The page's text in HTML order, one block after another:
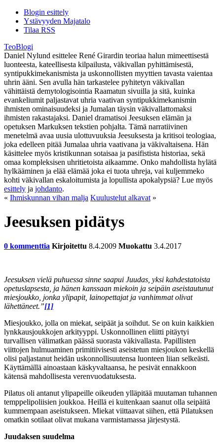
Blogin esittely
Ystävyyden Majatalo
Tilaa RSS
TeoBlogi
Daniel Nylund esittelee René Girardin teoriaa halun mimeettisestä
luonteesta, kateellisesta kilpailusta, väkivallan pyhittämisestä,
syntipukkimekanismista ja uskonnollisten myyttien tavasta vaientaa
uhrin ääni. Sen avulla hän tarkastelee pyhitetyn väkivallan
vähittäistä demytologisointia Raamatun sivuilla ja sitä, kuinka
evankeliumit paljastavat uhria vaativan syntipukkimekanismin
ihmisten ominaisuudeksi ja Jumalan täysin väkivallattomaksi
ihmisten rakastajaksi. Daniel dramatisoi Jeesuksen elämän ja
opetuksen Markuksen tekstien pohjalta. Tämä narratiivinen
menetelmä avaa uusia ulottuvuuksia Jeesuksesta ja kritisoi teologiaa,
joka edelleen pitää Jumalaa uhria vaativana ja väkivaltaisena. Hän
käsittelee myös kristikunnan sotaisaa ja pasifistista historiaa, sekä
omaa kompleksisen uhritietoista aikaamme. Onko mahdollista hylätä
hylkääminen ja elää elämää joka ei tuota uhreja, vai kuljemmeko
kohti väkivallan eskaloitumista ja lopullista apokalypsiä? Lue myös
esittely ja johdanto.
« Ihmiskunnan vihan malja Kuulustelut alkavat »
Jeesuksen pidätys
0 kommenttia Kirjoitettu 8.4.2009 Muokattu 3.4.2017
Jeesuksen vielä puhuessa sinne saapui Juudas, yksi kahdestatoista
opetuslapsesta, ja hänen kanssaan miekoin ja seipäin aseistautunut
miesjoukko, jonka ylipapit, lainopettajat ja vanhimmat olivat
lähettäneet.”[1]
Miesjoukko, jolla on miekat, seipäät ja soihdut. Se on kuin kaikkien
lynkkausjoukkojen arkityyppi. Uskonnollinen eliitti pitäytyi
turvallisen välimatkan päässä suorasta väkivallasta. Papillisten
viittojen hulmuaminen primitiivisesti aseistetun miesjoukon keskellä
olisi paljastanut heidän uskonnollisuutensa luonteen liian selkeästi.
Käyttämällä ainoastaan käskyvaltaansa, he pesivät ennakkoon
kätensä mahdollisesta verenvuodatuksesta.
Pilatus oli antanut ylipapeille oikeuden ylläpitää muutaman tuhannen
temppelipoliisien joukkoa. Heillä ei kuitenkaan saanut olla seipäitä
kummempaan aseistukseen. Miekat viittaavat siihen, että Pilatuksen
omatkin sotilaat olivat mukana varmistamassa järjestystä.
Juudaksen suudelma